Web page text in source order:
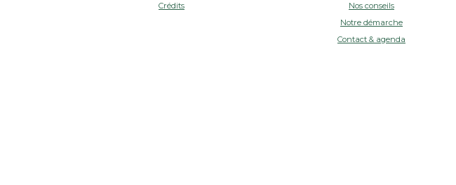
Crédits
Nos conseils
Notre démarche
Contact & agenda